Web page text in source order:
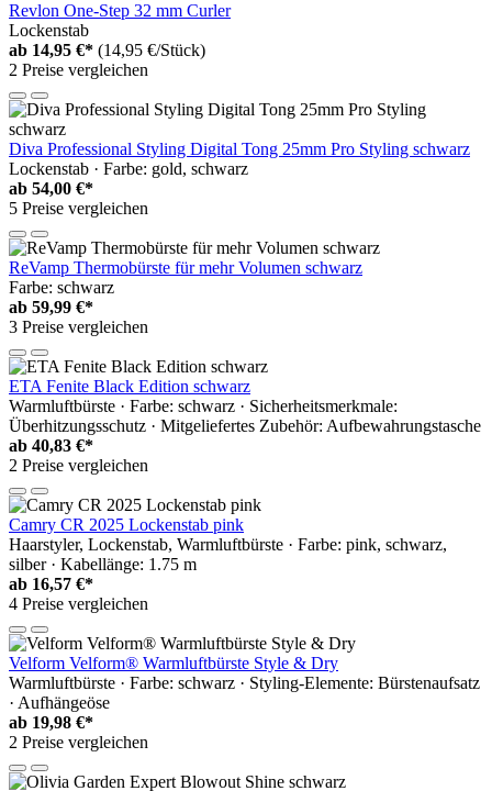
Revlon One-Step 32 mm Curler
Lockenstab
ab 14,95 €* (14,95 €/Stück)
2 Preise vergleichen
Diva Professional Styling Digital Tong 25mm Pro Styling schwarz
Lockenstab · Farbe: gold, schwarz
ab 54,00 €*
5 Preise vergleichen
ReVamp Thermobürste für mehr Volumen schwarz
Farbe: schwarz
ab 59,99 €*
3 Preise vergleichen
ETA Fenite Black Edition schwarz
Warmluftbürste · Farbe: schwarz · Sicherheitsmerkmale:
Überhitzungsschutz · Mitgeliefertes Zubehör: Aufbewahrungstasche
ab 40,83 €*
2 Preise vergleichen
Camry CR 2025 Lockenstab pink
Haarstyler, Lockenstab, Warmluftbürste · Farbe: pink, schwarz,
silber · Kabellänge: 1.75 m
ab 16,57 €*
4 Preise vergleichen
Velform Velform® Warmluftbürste Style & Dry
Warmluftbürste · Farbe: schwarz · Styling-Elemente: Bürstenaufsatz
· Aufhängeöse
ab 19,98 €*
2 Preise vergleichen